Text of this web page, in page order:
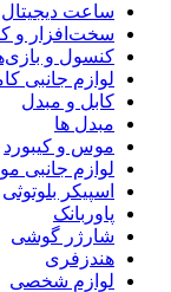
ساعت دیجیتال
سخت‌افزار و
کنسول و
لوازم جانبی
کابل و مبدل
مبدل ها
موس و کیبورد
لوازم جانبی
اسپیکر بلوتوثی
پاوربانک
شارژر گوشی
هندزفری
لوازم شخصی